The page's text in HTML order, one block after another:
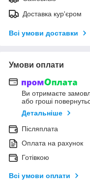
Доставка кур'єром
Всі умови доставки
Умови оплати
Ви отримаєте
або гроші
Детальніше
Післяплата
Оплата на рахунок
Готівкою
Всі умови оплати